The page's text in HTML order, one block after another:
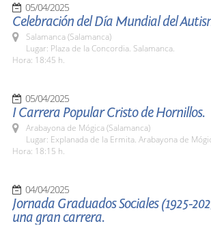
05/04/2025
Celebración del Día Mundial del
Salamanca (Salamanca)
Lugar: Plaza de la Concordia. Salamanca.
Hora: 18:45 h.
05/04/2025
I Carrera Popular Cristo de Hornillos.
Arabayona de Mógica (Salamanca)
Lugar: Explanada de la Ermita. Arabayona de
Hora: 18:15 h.
04/04/2025
Jornada Graduados Sociales (1925-
una gran carrera.